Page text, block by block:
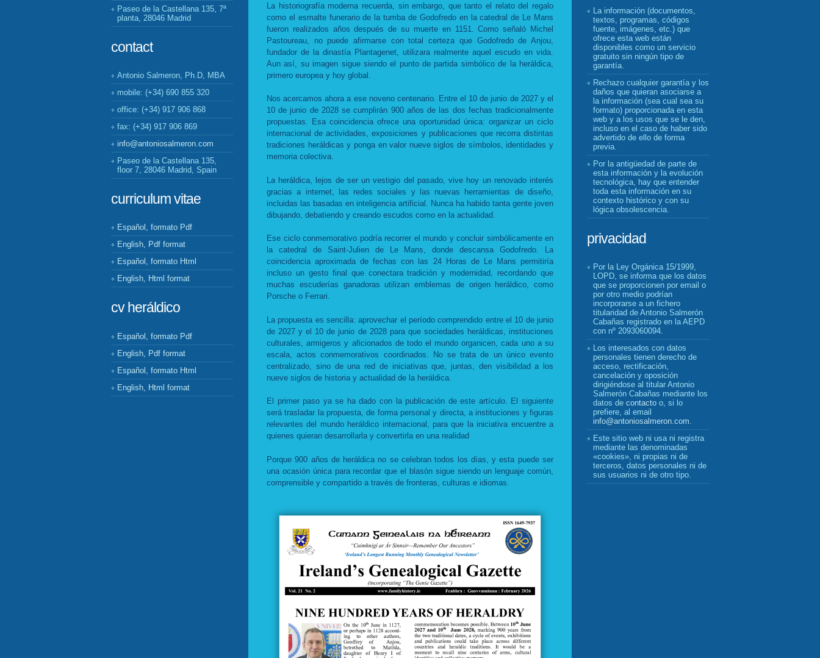
Paseo de la Castellana 135, 7ª
planta, 28046 Madrid
contact
Antonio Salmeron, Ph.D, MBA
mobile: (+34) 690 855 320
office: (+34) 917 906 868
fax: (+34) 917 906 869
info@antoniosalmeron.com
Paseo de la Castellana 135,
floor 7, 28046 Madrid, Spain
curriculum vitae
Español, formato Pdf
English, Pdf format
Español, formato Html
English, Html format
cv heráldico
Español, formato Pdf
English, Pdf format
Español, formato Html
English, Html format
La historiografía moderna recuerda, sin embargo, que tanto el relato del regalo
como el esmalte funerario de la tumba de Godofredo en la catedral de Le Mans
fueron realizados años después de su muerte en 1151. Como señaló Michel
Pastoureau, no puede afirmarse con total certeza que Godofredo de Anjou,
fundador de la dinastía Plantagenet, utilizara realmente aquel escudo en vida.
Aun así, su imagen sigue siendo el punto de partida simbólico de la heráldica,
primero europea y hoy global.
Nos acercamos ahora a ese noveno centenario. Entre el 10 de junio de 2027 y el
10 de junio de 2028 se cumplirán 900 años de las dos fechas tradicionalmente
propuestas. Esa coincidencia ofrece una oportunidad única: organizar un ciclo
internacional de actividades, exposiciones y publicaciones que recorra distintas
tradiciones heráldicas y ponga en valor nueve siglos de símbolos, identidades y
memoria colectiva.
La heráldica, lejos de ser un vestigio del pasado, vive hoy un renovado interés
gracias a internet, las redes sociales y las nuevas herramientas de diseño,
incluidas las basadas en inteligencia artificial. Nunca ha habido tanta gente joven
dibujando, debatiendo y creando escudos como en la actualidad.
Ese ciclo conmemorativo podría recorrer el mundo y concluir simbólicamente en
la catedral de Saint-Julien de Le Mans, donde descansa Godofredo. La
coincidencia aproximada de fechas con las 24 Horas de Le Mans permitiría
incluso un gesto final que conectara tradición y modernidad, recordando que
muchas escuderías ganadoras utilizan emblemas de origen heráldico, como
Porsche o Ferrari.
La propuesta es sencilla: aprovechar el período comprendido entre el 10 de junio
de 2027 y el 10 de junio de 2028 para que sociedades heráldicas, instituciones
culturales, armigeros y aficionados de todo el mundo organicen, cada uno a su
escala, actos conmemorativos coordinados. No se trata de un único evento
centralizado, sino de una red de iniciativas que, juntas, den visibilidad a los
nueve siglos de historia y actualidad de la heráldica.
El primer paso ya se ha dado con la publicación de este artículo. El siguiente
será trasladar la propuesta, de forma personal y directa, a instituciones y figuras
relevantes del mundo heráldico internacional, para que la iniciativa encuentre a
quienes quieran desarrollarla y convertirla en una realidad
Porque 900 años de heráldica no se celebran todos los días, y esta puede ser
una ocasión única para recordar que el blasón sigue siendo un lenguaje común,
comprensible y compartido a través de fronteras, culturas e idiomas.
La información (documentos,
textos, programas, códigos
fuente, imágenes, etc.) que
ofrece esta web están
disponibles como un servicio
gratuito sin ningún tipo de
garantía.
Rechazo cualquier garantía y los
daños que quieran asociarse a
la información (sea cual sea su
formato) proporcionada en esta
web y a los usos que se le den,
incluso en el caso de haber sido
advertido de ello de forma
previa.
Por la antigüedad de parte de
esta información y la evolución
tecnológica, hay que entender
toda esta información en su
contexto histórico y con su
lógica obsolescencia.
privacidad
Por la Ley Orgánica 15/1999,
LOPD, se informa que los datos
que se proporcionen por email o
por otro medio podrían
incorporarse a un fichero
titularidad de Antonio Salmerón
Cabañas registrado en la AEPD
con nº 2093060094.
Los interesados con datos
personales tienen derecho de
acceso, rectificación,
cancelación y oposición
dirigiéndose al titular Antonio
Salmerón Cabañas mediante los
datos de contacto o, si lo
prefiere, al email
info@antoniosalmeron.com.
Este sitio web ni usa ni registra
mediante las denominadas
«cookies», ni propias ni de
terceros, datos personales ni de
sus usuarios ni de otro tipo.